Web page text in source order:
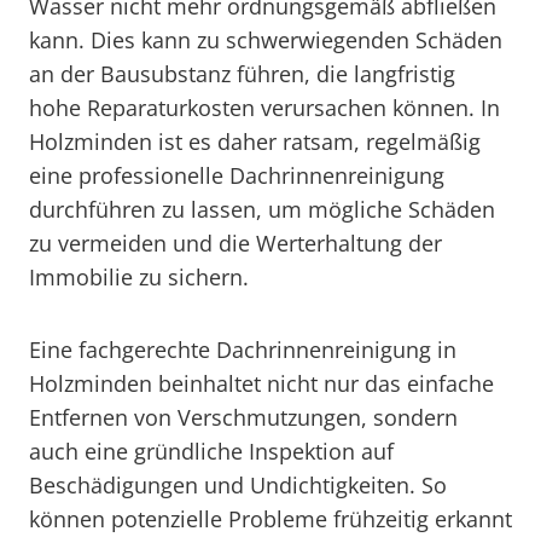
Wasser nicht mehr ordnungsgemäß abfließen
kann. Dies kann zu schwerwiegenden Schäden
an der Bausubstanz führen, die langfristig
hohe Reparaturkosten verursachen können. In
Holzminden ist es daher ratsam, regelmäßig
eine professionelle Dachrinnenreinigung
durchführen zu lassen, um mögliche Schäden
zu vermeiden und die Werterhaltung der
Immobilie zu sichern.
Eine fachgerechte Dachrinnenreinigung in
Holzminden beinhaltet nicht nur das einfache
Entfernen von Verschmutzungen, sondern
auch eine gründliche Inspektion auf
Beschädigungen und Undichtigkeiten. So
können potenzielle Probleme frühzeitig erkannt